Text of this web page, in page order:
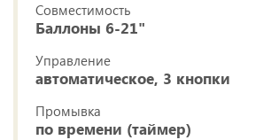
Совместимость
Баллоны 6-21"
Управление
автоматическое, 3 кнопки
Промывка
по времени (таймер)